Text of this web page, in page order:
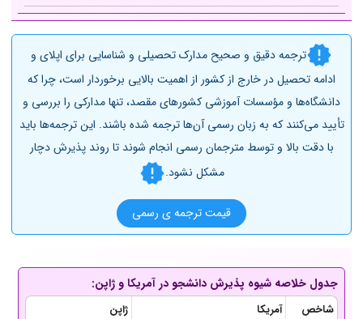
ترجمه دقیق و صحیح مدارک تحصیلی و شناسایی برای اپلای و
ادامه تحصیل در خارج از کشور از اهمیت بالایی برخوردار است، چرا که
دانشگاه‌ها و مؤسسات آموزشی کشورهای مقصد، تنها مدارکی را بررسی و
تأیید می‌کنند که به زبان رسمی آن‌ها ترجمه شده باشند. این ترجمه‌ها باید
با دقت بالا و توسط مترجمان رسمی انجام شوند تا روند پذیرش دچار
مشکل نشود.
قیمت ترجمه ی رسمی
جدول خلاصه شیوه پذیرش دانشجو در آمریکا و ژاپن:
شاخص آمریکا
ژاپن